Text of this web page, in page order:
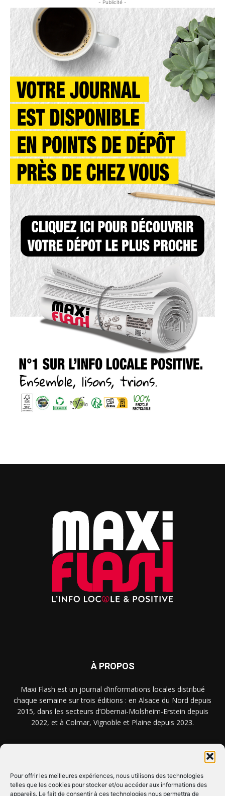
Pour offrir les meilleures expériences, nous utilisons des technologies
telles que les cookies pour stocker et/ou accéder aux informations des
appareils. Le fait de consentir à ces technologies nous permettra de
- Publicité -
À PROPOS
Maxi Flash est un journal d’informations locales distribué
chaque semaine sur trois éditions : en Alsace du Nord depuis
2015, dans les secteurs d’Obernai-Molsheim-Erstein depuis
2022, et à Colmar, Vignoble et Plaine depuis 2023.
CLIQUEZ ICI !